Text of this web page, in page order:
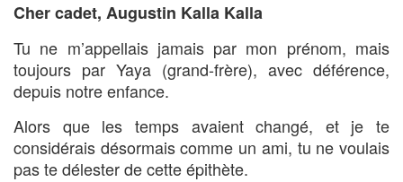
Cher cadet, Augustin Kalla Kalla
Tu ne m’appellais jamais par mon prénom, mais
toujours par Yaya (grand-frère), avec déférence,
depuis notre enfance.
Alors que les temps avaient changé, et je te
considérais désormais comme un ami, tu ne voulais
pas te délester de cette épithète.